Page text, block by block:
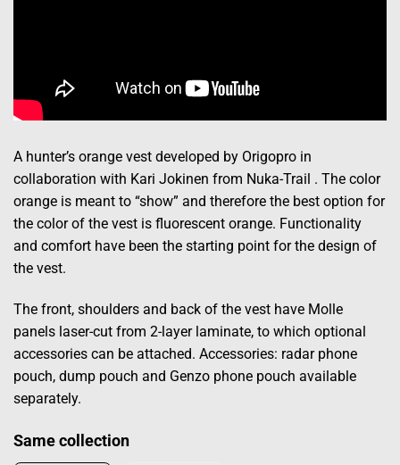
A hunter’s orange vest developed by Origopro in
collaboration with Kari Jokinen from Nuka-Trail . The color
orange is meant to “show” and therefore the best option for
the color of the vest is fluorescent orange. Functionality
and comfort have been the starting point for the design of
the vest.
The front, shoulders and back of the vest have Molle
panels laser-cut from 2-layer laminate, to which optional
accessories can be attached. Accessories: radar phone
pouch, dump pouch and Genzo phone pouch available
separately.
Same collection